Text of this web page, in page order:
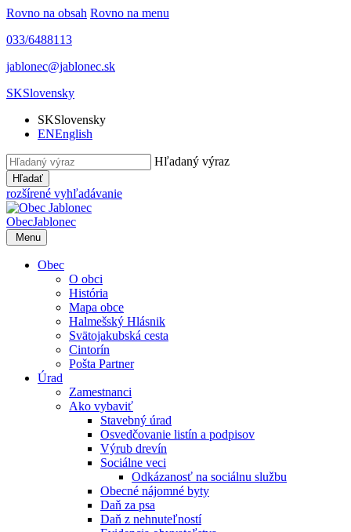
Rovno na obsah Rovno na menu
033/6488113
jablonec@jablonec.sk
SKSlovensky
SKSlovensky
ENEnglish
Hľadaný výraz
Hľadať
rozšírené vyhľadávanie
ObecJablonec
Menu
Obec
O obci
História
Mapa obce
Halmešský Hlásnik
Svätojakubská cesta
Cintorín
Pošta Partner
Úrad
Zamestnanci
Ako vybaviť
Stavebný úrad
Osvedčovanie listín a podpisov
Výrub drevín
Sociálne veci
Odkázanosť na sociálnu službu
Obecné nájomné byty
Daň za psa
Daň z nehnuteľností